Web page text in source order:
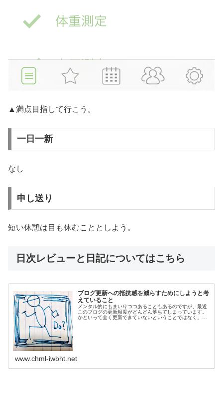
▲満点目指して行こう。
一日一新
なし
申し送り
短い休憩は目も休むこととしよう。
日次レビューと日記についてはこちら
ブログ更新への抵抗感を減らすためにしようと考
えていること
メンタル的にもまいりつつあることもあるのですが、最近
このブログの更新頻度がどんどん落ちてしまっています。
かといって全く更新できていないということではなく。別
www.chml-iwbht.net